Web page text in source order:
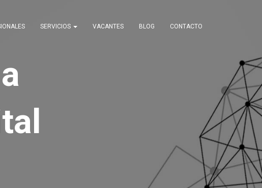
SERVICIOS VACANTES BLOG CONTACTO